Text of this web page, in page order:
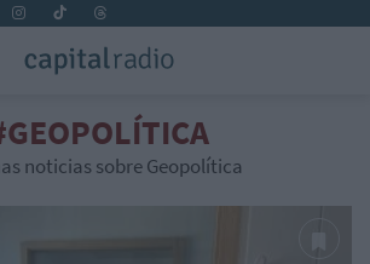
noticias sobre Geopolítica